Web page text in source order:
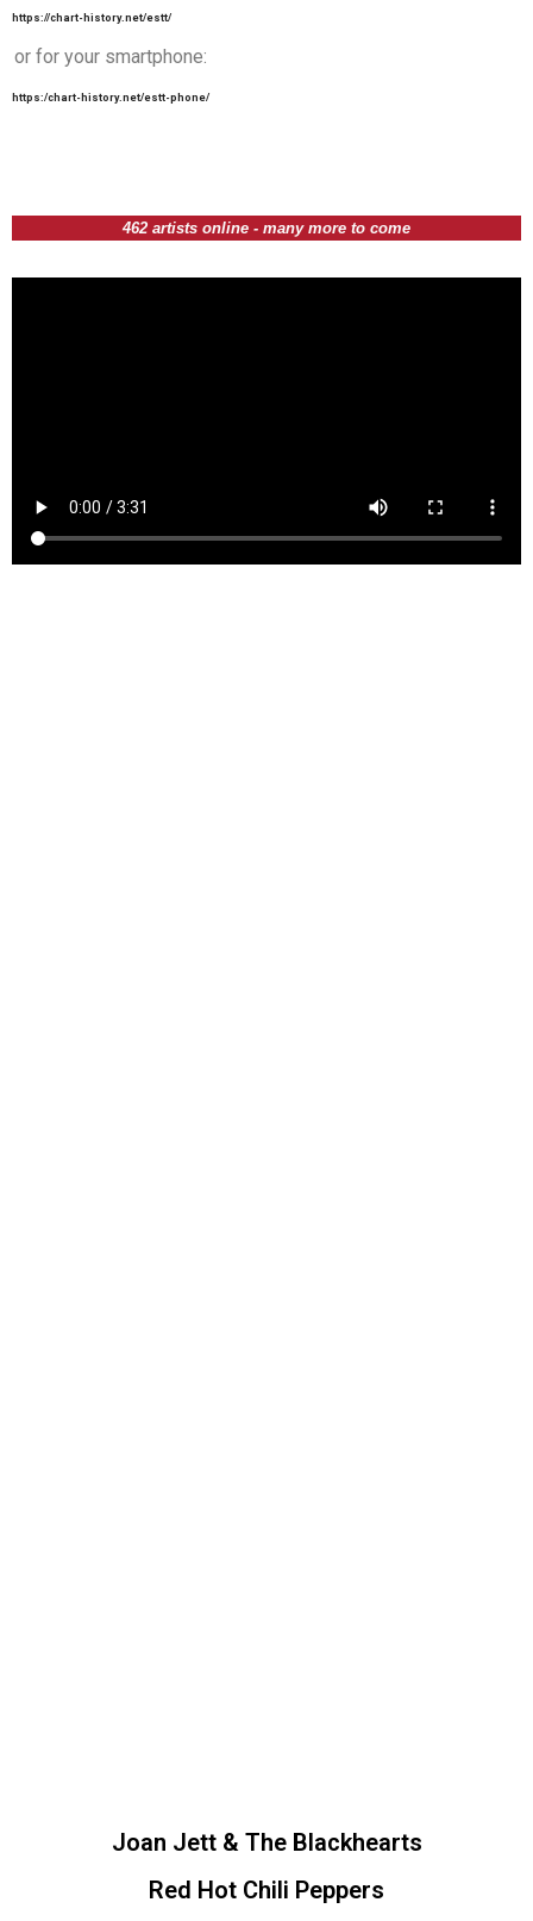
https://chart-history.net/estt/
or for your smartphone:
https:/chart-history.net/estt-phone/
462 artists online - many more to come
Joan Jett & The Blackhearts
Red Hot Chili Peppers